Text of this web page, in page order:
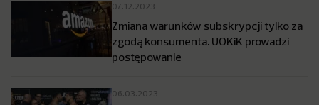
07.12.2023
Zmiana warunków subskrypcji tylko za
zgodą konsumenta. UOKiK prowadzi
postępowanie
06.03.2023